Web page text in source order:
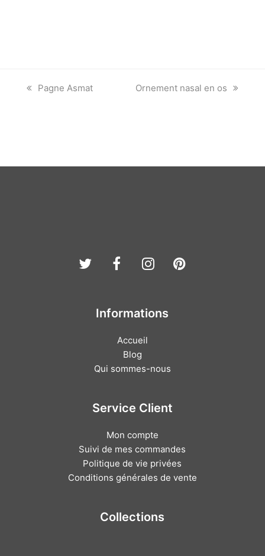
previous
Pagne Asmat
next
Ornement nasal en os
TwitterFacebook
Instagram
Pinterest
Informations
Accueil
Blog
Qui sommes-nous
Service Client
Mon compte
Suivi de mes commandes
Politique de vie privées
Conditions générales de vente
Collections